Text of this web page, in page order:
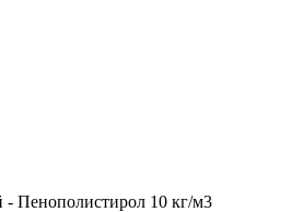
- Пенополистирол 10 кг/м3